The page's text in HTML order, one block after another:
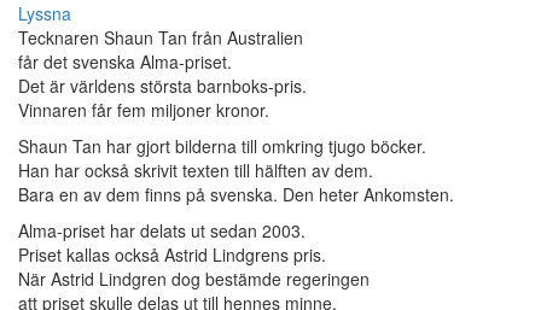
Lyssna
Tecknaren Shaun Tan från Australien
får det svenska Alma-priset.
Det är världens största barnboks-pris.
Vinnaren får fem miljoner kronor.
Shaun Tan har gjort bilderna till omkring tjugo böcker.
Han har också skrivit texten till hälften av dem.
Bara en av dem finns på svenska. Den heter Ankomsten.
Alma-priset har delats ut sedan 2003.
Priset kallas också Astrid Lindgrens pris.
När Astrid Lindgren dog bestämde regeringen
att priset skulle delas ut till hennes minne.